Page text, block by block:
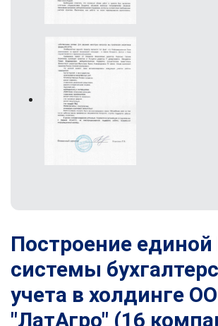
Построение единой
системы
учета в холдинге
"ЛатАгро" (16